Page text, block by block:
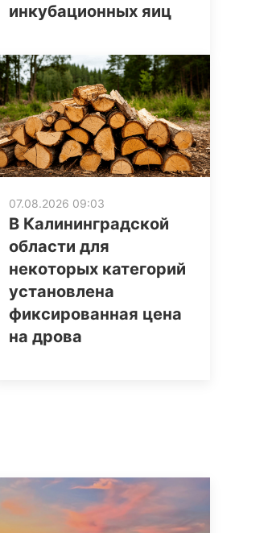
инкубационных яиц
07.08.2026 09:03
В Калининградской
области для
некоторых категорий
установлена
фиксированная цена
на дрова